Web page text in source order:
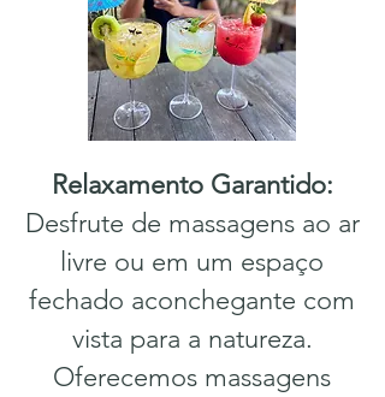
Relaxamento Garantido:
Desfrute de massagens ao ar
livre ou em um espaço
fechado aconchegante com
vista para a natureza.
Oferecemos massagens